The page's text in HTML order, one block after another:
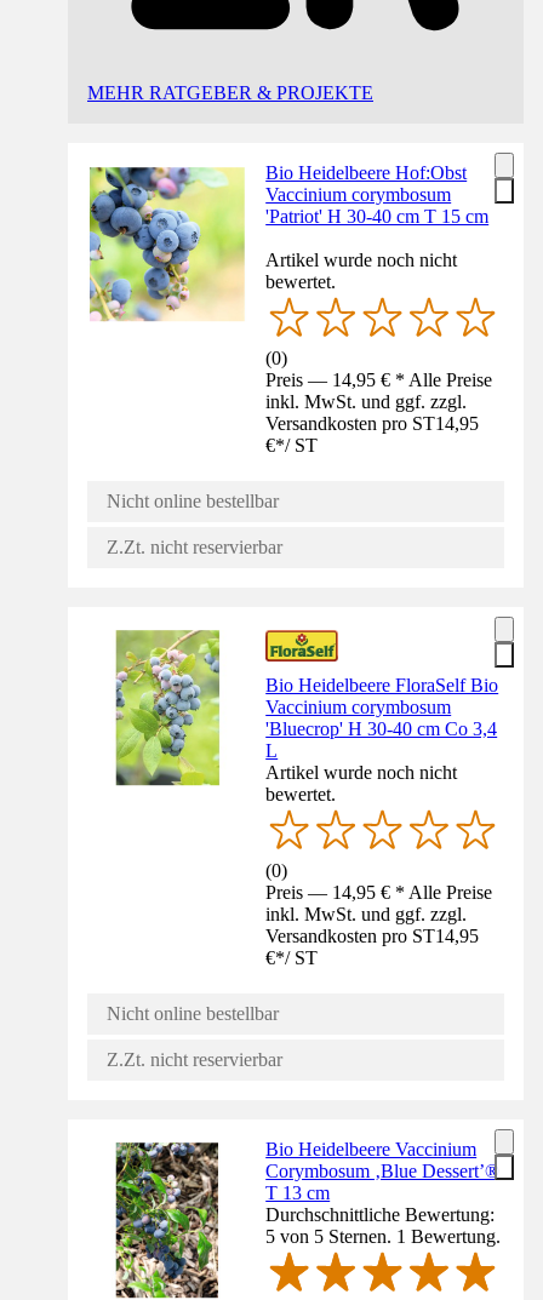
MEHR RATGEBER & PROJEKTE
Bio Heidelbeere Hof:Obst
Vaccinium corymbosum
'Patriot' H 30-40 cm T 15 cm
Artikel wurde noch nicht
bewertet.
(0)
Preis — 14,95 € * Alle Preise
inkl. MwSt. und ggf. zzgl.
Versandkosten pro ST14,95
€*/ ST
Nicht online bestellbar
Z.Zt. nicht reservierbar
Bio Heidelbeere FloraSelf Bio
Vaccinium corymbosum
'Bluecrop' H 30-40 cm Co 3,4
L
Artikel wurde noch nicht
bewertet.
(0)
Preis — 14,95 € * Alle Preise
inkl. MwSt. und ggf. zzgl.
Versandkosten pro ST14,95
€*/ ST
Nicht online bestellbar
Z.Zt. nicht reservierbar
Bio Heidelbeere Vaccinium
Corymbosum ‚Blue Dessert’®
T 13 cm
Durchschnittliche Bewertung:
5 von 5 Sternen. 1 Bewertung.